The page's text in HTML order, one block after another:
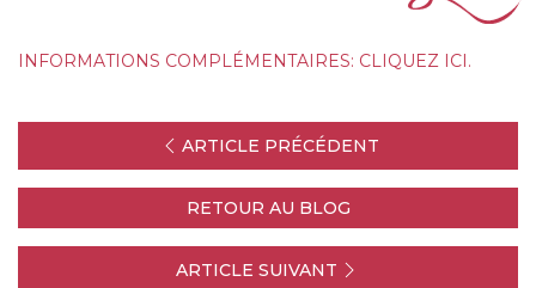
INFORMATIONS COMPLÉMENTAIRES: CLIQUEZ ICI.
ARTICLE PRÉCÉDENT
RETOUR AU BLOG
ARTICLE SUIVANT